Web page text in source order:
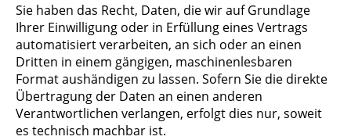
Sie haben das Recht, Daten, die wir auf Grundlage
Ihrer Einwilligung oder in Erfüllung eines Vertrags
automatisiert verarbeiten, an sich oder an einen
Dritten in einem gängigen, maschinenlesbaren
Format aushändigen zu lassen. Sofern Sie die direkte
Übertragung der Daten an einen anderen
Verantwortlichen verlangen, erfolgt dies nur, soweit
es technisch machbar ist.